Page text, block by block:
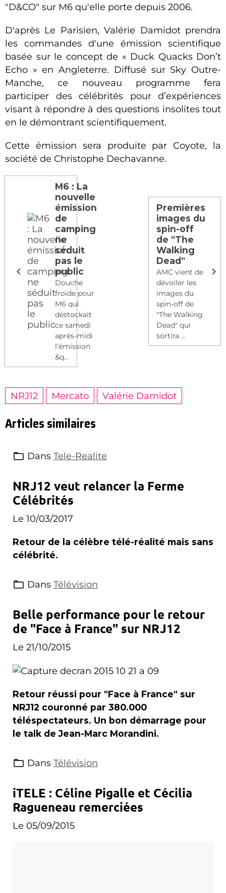
"D&CO" sur M6 qu'elle porte depuis 2006.
D'après Le Parisien, Valérie Damidot prendra
les commandes d'une émission scientifique
basée sur le concept de « Duck Quacks Don’t
Echo » en Angleterre. Diffusé sur Sky Outre-
Manche, ce nouveau programme fera
participer des célébrités pour d’expériences
visant à répondre à des questions insolites tout
en le démontrant scientifiquement.
Cette émission sera produite par Coyote, la
société de Christophe Dechavanne.
M6 : La
nouvelle
émission
de
camping
ne
séduit
pas le
public
Douche
froide pour
M6 qui
déstockait
ce samedi
après-midi
l'émission
&q...
Premières
images du
spin-off
de "The
Walking
Dead"
AMC vient de
dévoiler les
images du
spin-off de
"The Walking
Dead" qui
sortira ...
NRJ12 Mercato Valérie Damidot
Articles similaires
Dans Tele-Realite
NRJ12 veut relancer la Ferme
Célébrités
Le 10/03/2017
Retour de la célèbre télé-réalité mais sans
célébrité.
Dans Télévision
Belle performance pour le retour
de "Face à France" sur NRJ12
Le 21/10/2015
Retour réussi pour "Face à France" sur
NRJ12 couronné par 380.000
téléspectateurs. Un bon démarrage pour
le talk de Jean-Marc Morandini.
Dans Télévision
iTELE : Céline Pigalle et Cécilia
Ragueneau remerciées
Le 05/09/2015